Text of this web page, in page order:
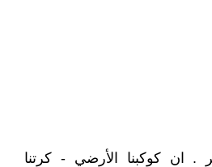
. ان كوكبنا الأرضي - كرتنا